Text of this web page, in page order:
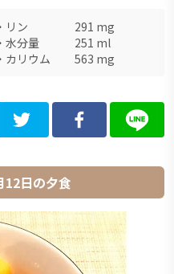
リン 291 mg
水分量 251 ml
カリウム 563 mg
12日の夕食